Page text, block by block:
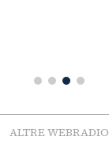
ALTRE WEBRADIO